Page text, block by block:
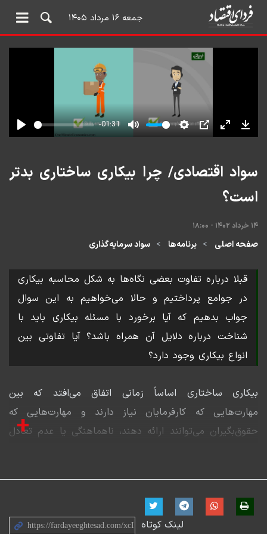
جمعه ۱۶ مرداد ۱۴۰۵
سواد اقتصادی/ چرا بیکاری ساختاری بدتر
است؟
۱۴ خرداد ۱۴۰۲ - ۱۸:۰۰
صفحه اصلی برنامه‌ها سواد سرمایه‌گذاری
قبلا درباره تفاوت بعضی نگاه‌ها به شکل محاسبه بیکاری
در جوامع پرداختیم و حالا می‌خواهیم به این سوال
جواب بدهیم که آیا برخورد با مسئله بیکاری باید با
شناخت درباره دلایل آن همراه باشد؟ آیا تفاوتی بین
انواع بیکاری وجود دارد؟
بیکاری ساختاری اساساً زمانی اتفاق می‌افتد که بین
مهارت‌هایی که کارفرمایان نیاز دارند و مهارت‌هایی که
حقوق‌بگیران می‌توانند ارائه دهند، ناهماهنگی یا عدم تعادل
یک؛ صنعتی در یک منطقه خاص تعطیل می‌شود، برای مثال
معادن بسته می‌شوند و کارگرانی به جا می‌گذارند با
مهارت‌هایی که دیگر شرکت‌های محلی به آن نیاز ندارند.
+
لینک کوتاه